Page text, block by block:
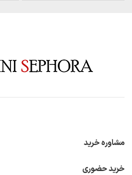
مشاوره خرید
خرید حضوری